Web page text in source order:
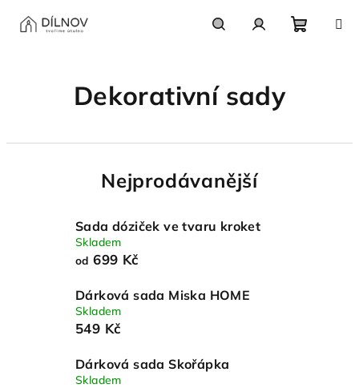
Dekorativní sady
Nejprodávanější
Sada dóziček ve tvaru kroket
Skladem
od 699 Kč
Dárková sada Miska HOME
Skladem
549 Kč
Dárková sada Skořápka
Skladem